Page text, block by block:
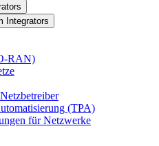
Integrators
RAN)
(TPA)
für Netzwerke